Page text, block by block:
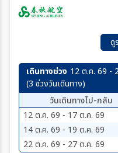
ดู
เดินทางช่วง 12 ต.ค. 69 -
(3 ช่วงวันเดินทาง)
วันเดินทางไป-กลับ
12 ต.ค. 69 - 17 ต.ค. 69
14 ต.ค. 69 - 19 ต.ค. 69
22 ต.ค. 69 - 27 ต.ค. 69